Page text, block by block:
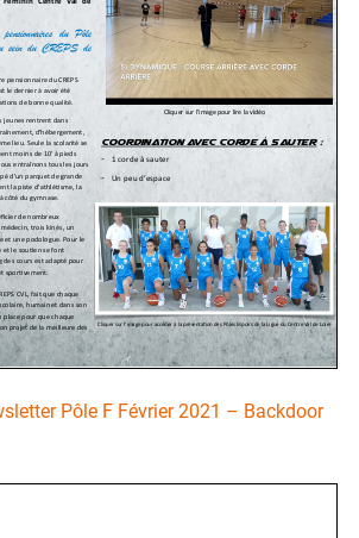
Pôle F Février 2021 – Backdoor